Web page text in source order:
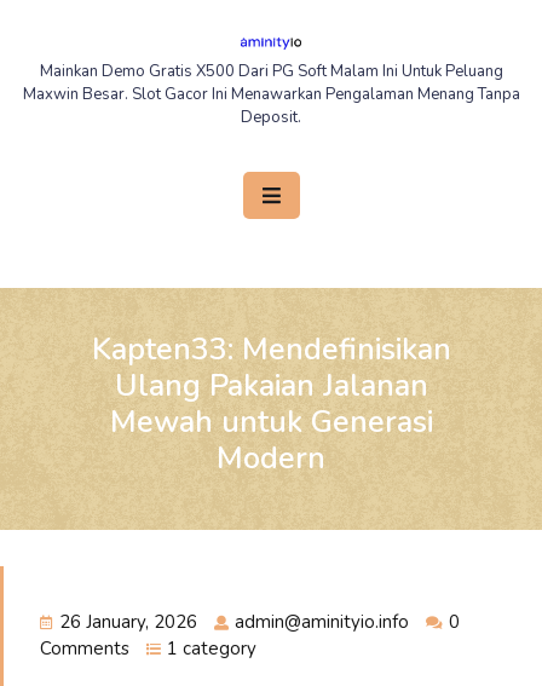
contentMainkan Demo Gratis X500 Dari PG Soft Malam Ini Untuk Peluang
Maxwin Besar. Slot Gacor Ini Menawarkan Pengalaman Menang Tanpa
Deposit.
Button
Kapten33: Mendefinisikan
Ulang Pakaian Jalanan
Mewah untuk Generasi
Modern
26 January, 2026 admin@aminityio.info
0
Comments
1 category